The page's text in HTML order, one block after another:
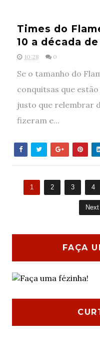
Times do
10 a década
10:28 0
Se o tamanho do
conquitsas que
justo que relembrar
fizeram e...
1 2 3 4
FAÇA